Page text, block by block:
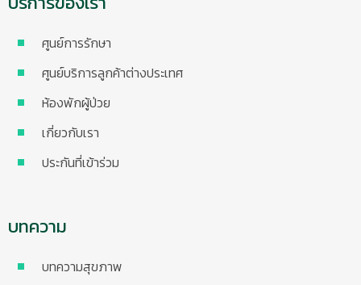
ศูนย์การรักษา
ศูนย์บริการลูกค้าต่างประเทศ
ห้องพักผู้ป่วย
เกี่ยวกับเรา
ประกันที่เข้าร่วม
บทความ
บทความสุขภาพ